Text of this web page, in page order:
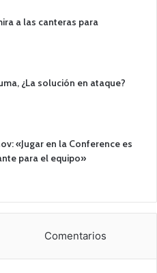
a las canteras para
¿La solución en ataque?
«Jugar en la Conference es
para el equipo»
Comentarios